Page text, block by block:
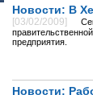
Новости: В
[03/02/2009]
предприятия.
Новости: